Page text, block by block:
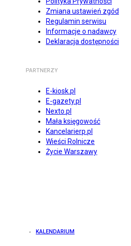
Zmiana ustawień zgód
Regulamin serwisu
Informacje o nadawcy
Deklaracja dostępności
PARTNERZY
E-kiosk.pl
E-gazety.pl
Nexto.pl
Mała księgowość
Kancelarierp.pl
Wieści Rolnicze
Życie Warszawy
KALENDARIUM